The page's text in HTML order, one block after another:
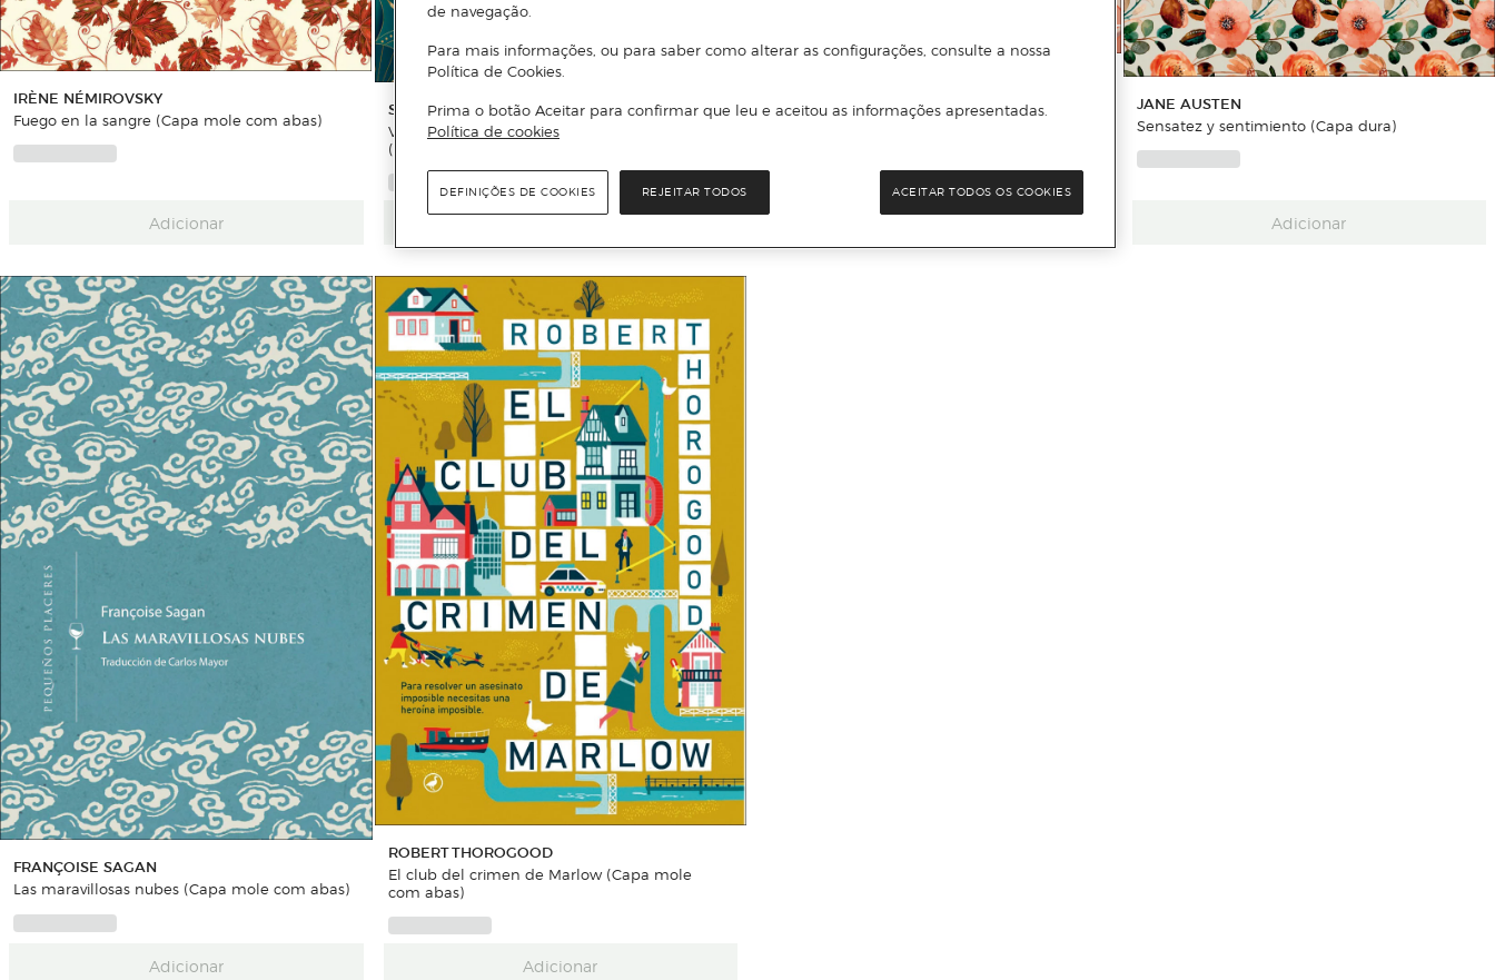
IRÈNE NÉMIROVSKY
Fuego en la sangre (Capa mole com abas)
Adicionar
STEFAN ZWEIG
Veinticuatro horas en la vida de una mujer
(Capa mole com abas)
Cada seis meses (Capa mole)
JANE AUSTEN
Sensatez y sentimiento (Capa dura)
Adicionar
FRANÇOISE SAGAN
Las maravillosas nubes (Capa mole com abas)
Adicionar
ROBERT THOROGOOD
El club del crimen de Marlow (Capa mole
com abas)
Adicionar
de navegação.
Para mais informações, ou para saber como alterar as configurações, consulte a nossa
Política de Cookies.
Prima o botão Aceitar para confirmar que leu e aceitou as informações apresentadas.
Política de cookies
REJEITAR TODOS ACEITAR TODOS OS COOKIES
DEFINIÇÕES DE COOKIES